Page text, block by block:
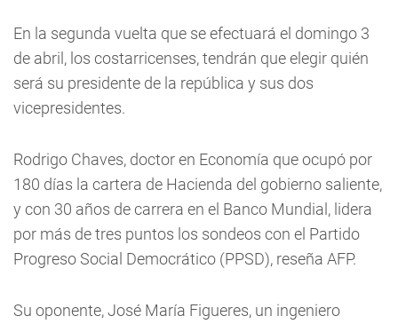
En la segunda vuelta que se efectuará el domingo 3
de abril, los costarricenses, tendrán que elegir quién
será su presidente de la república y sus dos
vicepresidentes.
Rodrigo Chaves, doctor en Economía que ocupó por
180 días la cartera de Hacienda del gobierno saliente,
y con 30 años de carrera en el Banco Mundial, lidera
por más de tres puntos los sondeos con el Partido
Progreso Social Democrático (PPSD), reseña AFP.
Su oponente, José María Figueres, un ingeniero